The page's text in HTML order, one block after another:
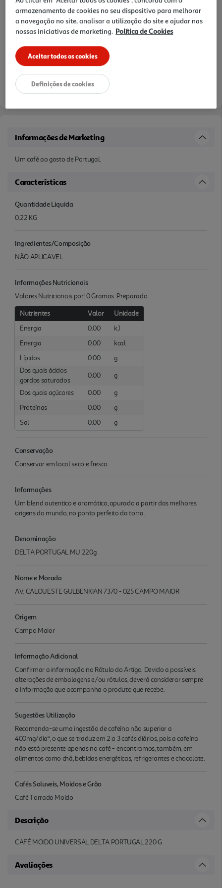
Informações de Marketing
Um café ao gosto de Portugal.
Características
Quantidade Liquida
0.22 KG
Ingredientes/Composição
NÃO APLICAVEL
Informações Nutricionais
Valores Nutricionais por: 0 Gramas :Preparado
Nutrientes Valor
Unidade
Energia
0.00
kJ
Energia
0.00
kcal
Lípidos
0.00
g
Dos quais ácidos
gordos saturados
0.00 g
Dos quais açúcares 0.00
g
Proteínas
0.00
g
Sal
0.00 g
Conservação
Conservar em local seco e fresco
Informações
Um blend autentico e aromático, apurado a partir das melhores
origens do mundo, no ponto perfeito da torra.
Denominação
DELTA PORTUGAL MU 220g
Nome e Morada
AV, CALOUESTE GULBENKIAN 7370 - 025 CAMPO MAIOR
Origem
Campo Maior
Informação Adicional
Confirmar a informação no Rótulo do Artigo. Devido a possíveis
alterações de embalagens e/ou rótulos, deverá considerar sempre
a informação que acompanha o produto que recebe.
Sugestões Utilização
Recomenda-se uma ingestão de cafeína não superior a
400mg/dia*, o que se traduz em 2 a 3 cafés diários, pois a cafeína
não está presente apenas no café - encontramos, também, em
alimentos como chá, bebidas energéticas, refrigerantes e chocolate.
Cafés Soluveis, Moidos e Grão
Café Torrado Moido
Descrição
CAFÉ MOIDO UNIVERSAL DELTA PORTUGAL 220 G
Avaliações
armazenamento de cookies no seu dispositivo para melhorar
a navegação no site, analisar a utilização do site e ajudar nas
nossas iniciativas de marketing. Política de Cookies
Aceitar todos os cookies
Definições de cookies